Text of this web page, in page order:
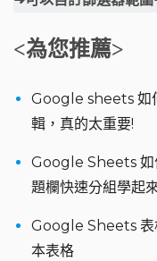
<為您推薦>
Google sheets 如
輯，真的太重要!
Google Sheets 如
題欄快速分組學起
Google Sheets 表
本表格